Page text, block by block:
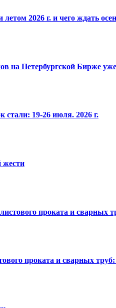
2026 г. и чего ждать
на Петербургской Бирже
стали: 19-26 июля. 2026 г.
жести
проката и сварных
проката и сварных